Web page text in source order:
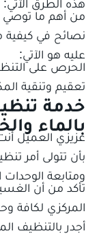
هذه الطرق الآتي:
من أهم ما توصي
نصائح في كيفية
عليه هو الآتي:
الحرص على
تعقيم وتنقية
خدمة
بالماء
عزيزي العميل
بأن تتولى أمر
ومتابعة
تأكد من أن
المركزي لكافة
أجدر بالتنظيف